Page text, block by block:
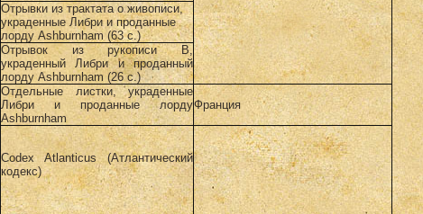
Отрывки из трактата о живописи,
украденные Либри и проданные
лорду Ashburnham (63 с.)
Отрывок из рукописи В,
украденный Либри и проданный
лорду Ashburnham (26 с.)
Отдельные листки, украденные
Либри и проданные лорду
Ashburnham
Франция
Codex Atlanticus (Атлантический
кодекс)